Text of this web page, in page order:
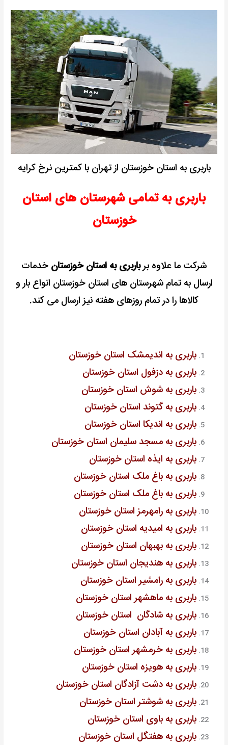
باربری به استان خوزستان از تهران با کمترین نرخ کرایه
باربری به تمامی شهرستان های استان
خوزستان
شرکت ما علاوه برباربری به استان خوزستان خدمات
ارسال به تمام شهرستان های استان خوزستان انواع بار و
کالاها را در تمام روزهای هفته نیز ارسال می کند.
باربری به اندیمشک استان خوزستان
باربری به دزفول استان خوزستان
باربری به شوش استان خوزستان
باربری به گتوند استان خوزستان
باربری به اندیکا استان خوزستان
باربری به مسجد سلیمان استان خوزستان
باربری به ایذه استان خوزستان
باربری به باغ ملک استان خوزستان
باربری به باغ ملک استان خوزستان
باربری به رامهرمز استان خوزستان
باربری به امیدیه استان خوزستان
باربری به بهبهان استان خوزستان
باربری به هندیجان استان خوزستان
باربری به رامشیر استان خوزستان
باربری به ماهشهر استان خوزستان
باربری به شادگان استان خوزستان
باربری به آبادان استان خوزستان
باربری به خرمشهر استان خوزستان
باربری به هویزه استان خوزستان
باربری به دشت آزادگان استان خوزستان
باربری به شوشتر استان خوزستان
باربری به باوی استان خوزستان
باربری به هفتگل استان خوزستان